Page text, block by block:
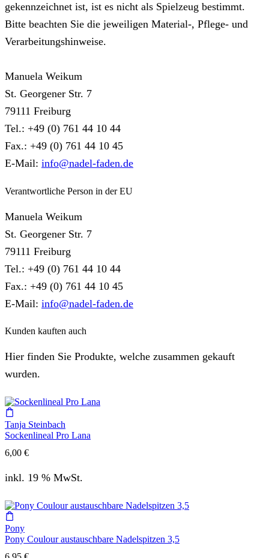
gekennzeichnet ist, ist es nicht als Spielzeug bestimmt.
Bitte beachten Sie die jeweiligen Material-, Pflege- und
Verarbeitungshinweise.
Manuela Weikum
St. Georgener Str. 7
79111 Freiburg
Tel.: +49 (0) 761 44 10 44
Fax.: +49 (0) 761 44 10 45
E-Mail: info@nadel-faden.de
Verantwortliche Person in der EU
Manuela Weikum
St. Georgener Str. 7
79111 Freiburg
Tel.: +49 (0) 761 44 10 44
Fax.: +49 (0) 761 44 10 45
E-Mail: info@nadel-faden.de
Kunden kauften auch
Hier finden Sie Produkte, welche zusammen gekauft
wurden.
Tanja Steinbach
Sockenlineal Pro Lana
6,00 €
inkl. 19 % MwSt.
Pony
Pony Coulour austauschbare Nadelspitzen 3,5